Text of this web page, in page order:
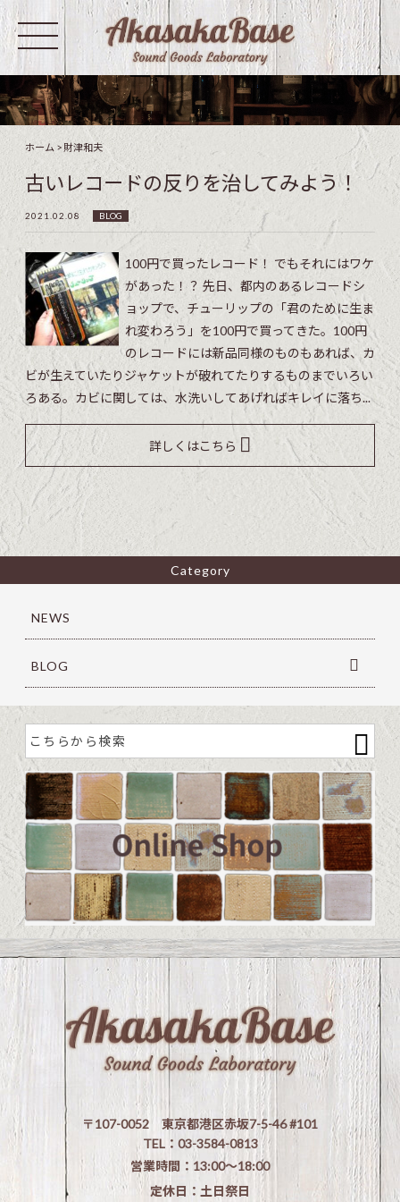
ホーム > 財津和夫
古いレコードの反りを治してみよう！
2021.02.08 BLOG
100円で買ったレコード！ でもそれにはワケ
があった！？ 先日、都内のあるレコードシ
ョップで、チューリップの「君のために生ま
れ変わろう」を100円で買ってきた。100円
のレコードには新品同様のものもあれば、カ
ビが生えていたりジャケットが破れてたりするものまでいろい
ろある。カビに関しては、水洗いしてあげればキレイに落ち...
詳しくはこちら
Category
NEWS
BLOG
〒107-0052 東京都港区赤坂7-5-46 #101
TEL：03-3584-0813
営業時間：13:00〜18:00
定休日：土日祭日